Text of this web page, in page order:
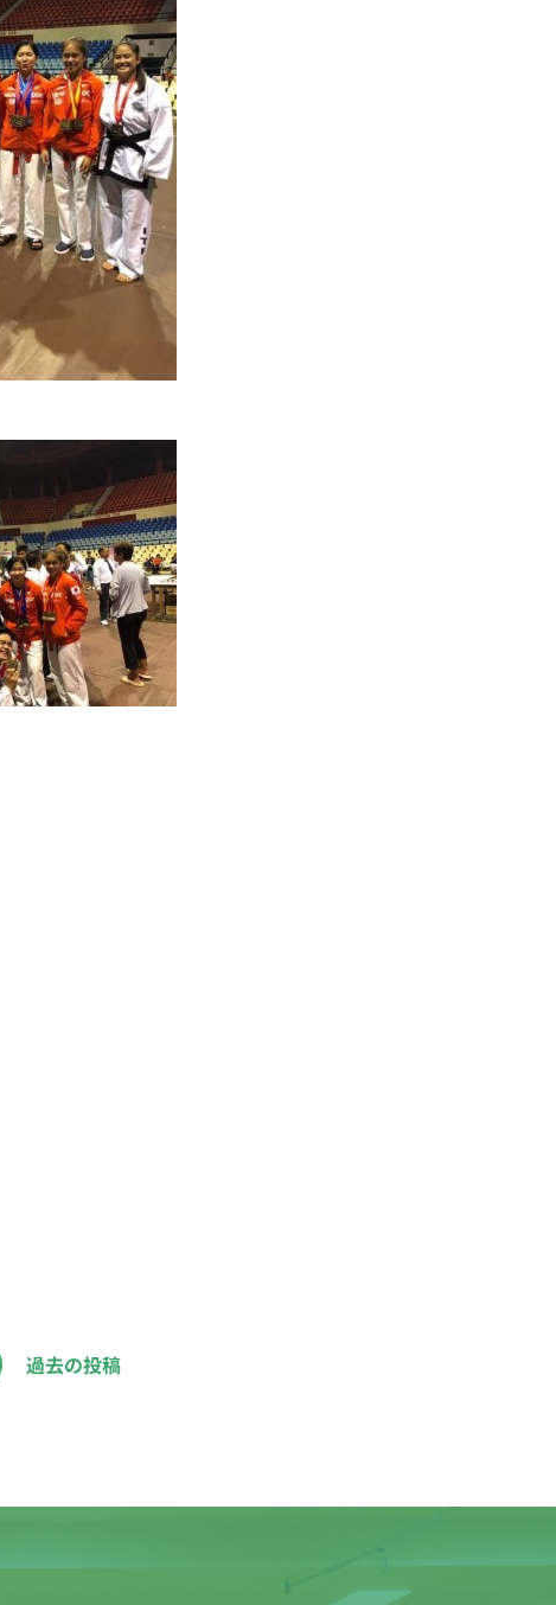
過去の投稿